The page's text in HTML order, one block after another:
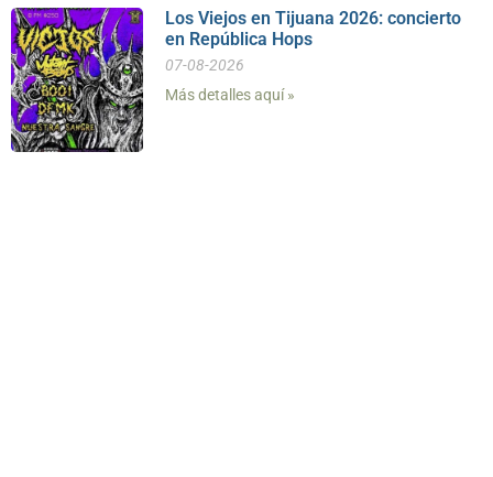
Los Viejos en Tijuana 2026: concierto
en República Hops
07-08-2026
Más detalles aquí »